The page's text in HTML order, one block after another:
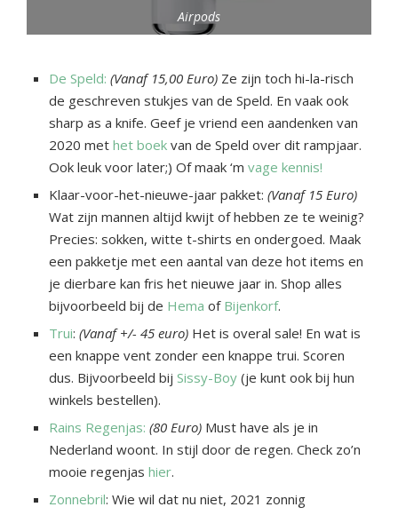
Airpods
De Speld: (Vanaf 15,00 Euro) Ze zijn toch hi-la-risch
de geschreven stukjes van de Speld. En vaak ook
sharp as a knife. Geef je vriend een aandenken van
2020 met het boek van de Speld over dit rampjaar.
Ook leuk voor later;) Of maak ‘m vage kennis!
Klaar-voor-het-nieuwe-jaar pakket: (Vanaf 15 Euro)
Wat zijn mannen altijd kwijt of hebben ze te weinig?
Precies: sokken, witte t-shirts en ondergoed. Maak
een pakketje met een aantal van deze hot items en
je dierbare kan fris het nieuwe jaar in. Shop alles
bijvoorbeeld bij de Hema of Bijenkorf.
Trui: (Vanaf +/- 45 euro) Het is overal sale! En wat is
een knappe vent zonder een knappe trui. Scoren
dus. Bijvoorbeeld bij Sissy-Boy (je kunt ook bij hun
winkels bestellen).
Rains Regenjas: (80 Euro) Must have als je in
Nederland woont. In stijl door de regen. Check zo’n
mooie regenjas hier.
Zonnebril: Wie wil dat nu niet, 2021 zonnig